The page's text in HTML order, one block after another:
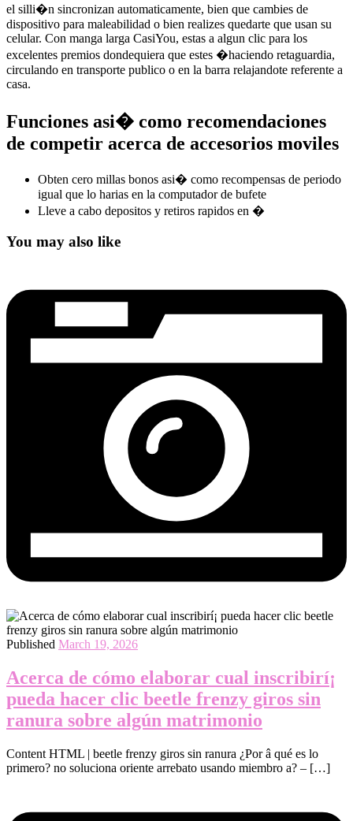
el silli�n sincronizan automaticamente, bien que cambies de
dispositivo para maleabilidad o bien realizes quedarte que usan su
celular. Con manga larga CasiYou, estas a algun clic para los
excelentes premios dondequiera que estes �haciendo retaguardia,
circulando en transporte publico o en la barra relajandote referente a
casa.
Funciones asi� como recomendaciones
de competir acerca de accesorios moviles
Obten cero millas bonos asi� como recompensas de periodo
igual que lo harias en la computador de bufete
Lleve a cabo depositos y retiros rapidos en �
You may also like
Published March 19, 2026
Acerca de cómo elaborar cual inscribirí¡
pueda hacer clic beetle frenzy giros sin
ranura sobre algún matrimonio
Content HTML | beetle frenzy giros sin ranura ¿Por â qué es lo
primero? no soluciona oriente arrebato usando miembro a? – […]